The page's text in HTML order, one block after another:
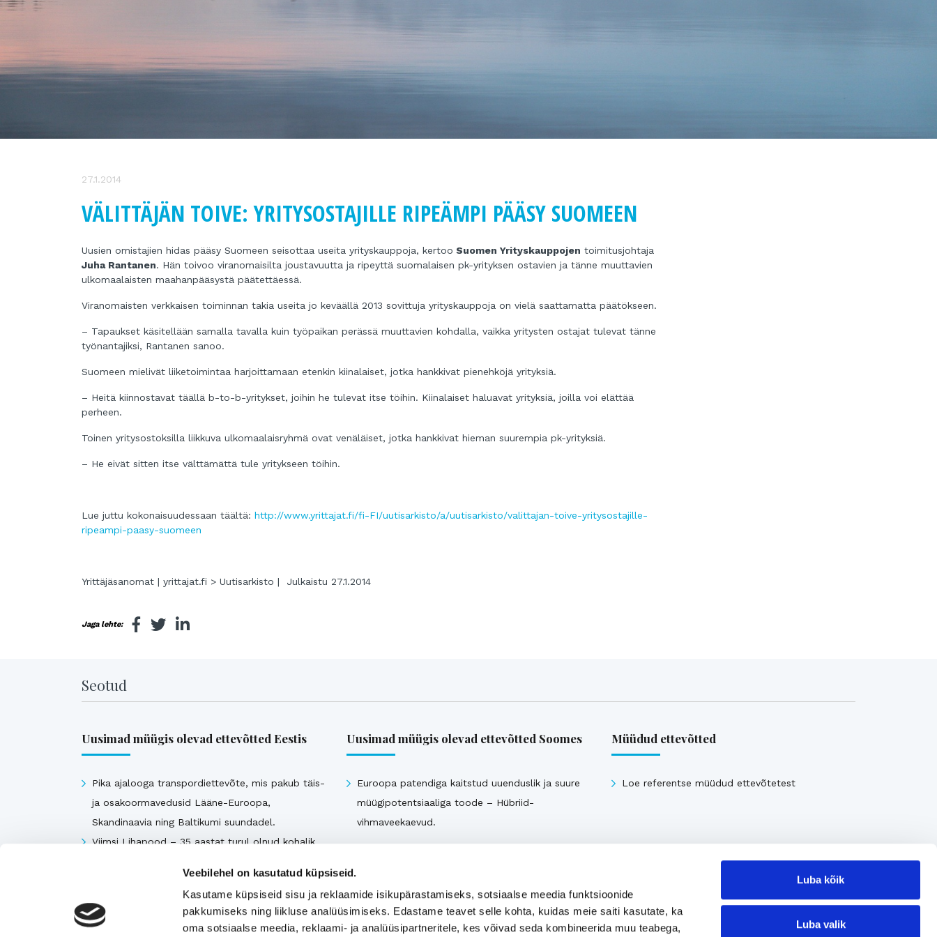
Veebilehel on kasutatud küpsiseid.
Kasutame küpsiseid sisu ja reklaamide isikupärastamiseks, sotsiaalse meedia funktsioonide
pakkumiseks ning liikluse analüüsimiseks. Edastame teavet selle kohta, kuidas meie saiti kasutate, ka
oma sotsiaalse meedia, reklaami- ja analüüsipartneritele, kes võivad seda kombineerida muu teabega,
Luba kõik
Luba valik
27.1.2014
VÄLITTÄJÄN TOIVE: YRITYSOSTAJILLE RIPEÄMPI PÄÄSY SUOMEEN
Uusien omistajien hidas pääsy Suomeen seisottaa useita yrityskauppoja, kertoo Suomen Yrityskauppojen toimitusjohtaja
Juha Rantanen. Hän toivoo viranomaisilta joustavuutta ja ripeyttä suomalaisen pk-yrityksen ostavien ja tänne muuttavien
ulkomaalaisten maahanpääsystä päätettäessä.
Viranomaisten verkkaisen toiminnan takia useita jo keväällä 2013 sovittuja yrityskauppoja on vielä saattamatta päätökseen.
– Tapaukset käsitellään samalla tavalla kuin työpaikan perässä muuttavien kohdalla, vaikka yritysten ostajat tulevat tänne
työnantajiksi, Rantanen sanoo.
Suomeen mielivät liiketoimintaa harjoittamaan etenkin kiinalaiset, jotka hankkivat pienehköjä yrityksiä.
– Heitä kiinnostavat täällä b-to-b-yritykset, joihin he tulevat itse töihin. Kiinalaiset haluavat yrityksiä, joilla voi elättää
perheen.
Toinen yritysostoksilla liikkuva ulkomaalaisryhmä ovat venäläiset, jotka hankkivat hieman suurempia pk-yrityksiä.
– He eivät sitten itse välttämättä tule yritykseen töihin.
Lue juttu kokonaisuudessaan täältä: http://www.yrittajat.fi/fi-FI/uutisarkisto/a/uutisarkisto/valittajan-toive-yritysostajille-
ripeampi-paasy-suomeen
Yrittäjäsanomat | yrittajat.fi > Uutisarkisto | Julkaistu 27.1.2014
Jaga lehte:
Seotud
Uusimad müügis olevad ettevõtted Eestis
Pika ajalooga transpordiettevõte, mis pakub täis-
ja osakoormavedusid Lääne-Euroopa,
Skandinaavia ning Baltikumi suundadel.
Viimsi Lihapood – 35 aastat turul olnud kohalik
Eesti moebränd, mis pakub kvaliteetseid ja
ainulaadseid naisterõivaid.
Tugeva turupositsiooniga 3D printimise ja
Uusimad müügis olevad ettevõtted Soomes
Euroopa patendiga kaitstud uuenduslik ja suure
müügipotentsiaaliga toode – Hübriid-
vihmaveekaevud.
Müüdud ettevõtted
Loe referentse müüdud ettevõtetest